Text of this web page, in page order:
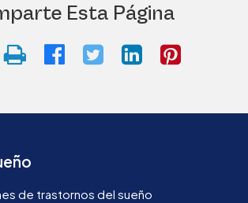
Esta Página
de trastornos del sueño